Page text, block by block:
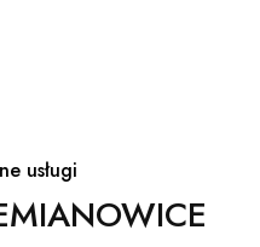
usługi